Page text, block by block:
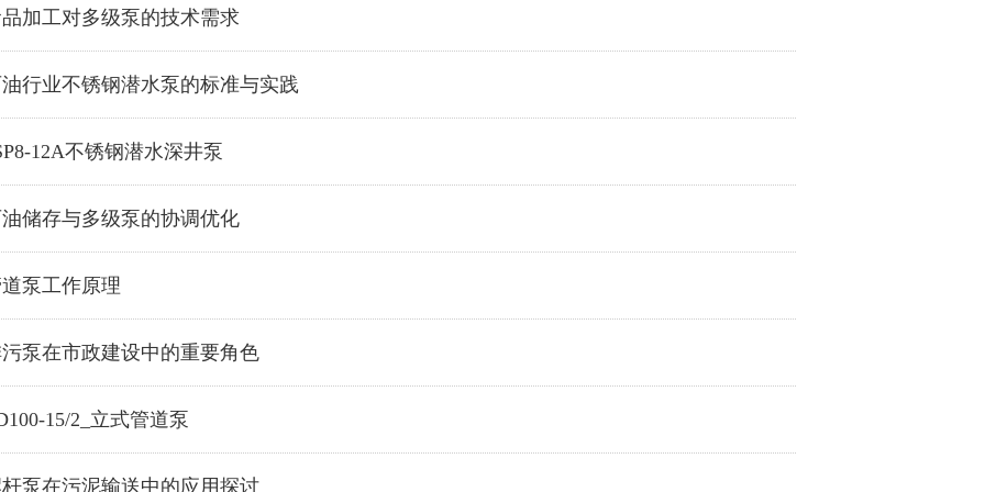
加工对多级泵的技术需求
行业不锈钢潜水泵的标准与实践
12A不锈钢潜水深井泵
储存与多级泵的协调优化
泵工作原理
泵在市政建设中的重要角色
15/2_立式管道泵
泵在污泥输送中的应用探讨